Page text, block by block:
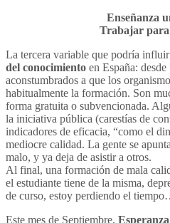
Enseñanza
Trabajar para
La tercera variable que podría
del conocimiento en España:
aconstumbrados a que los
habitualmente la formación. Son
forma gratuita o subvencionada.
la iniciativa pública (carestías de
indicadores de eficacia, “como el
mediocre calidad. La gente se
malo, y ya deja de asistir a otros.
Al final, una formación de mala
el estudiante tiene de la misma,
de curso, estoy perdiendo el
Este mes de Septiembre,